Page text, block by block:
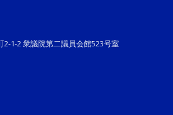
1-2 衆議院第二議員会館523号室